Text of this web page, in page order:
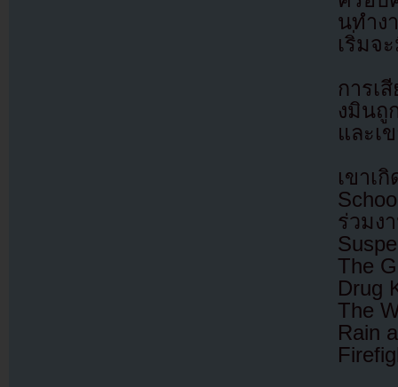
นทำง
เริ่มจ
การเ
งมินถู
และเ
เขาเ
ร่วมง
The
Drug
The
Rain